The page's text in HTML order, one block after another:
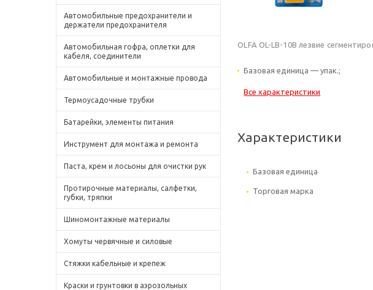
Автомобильные предохранители и
держатели предохранителя
Автомобильная гофра, оплетки для
кабеля, соединители
Автомобильные и монтажные провода
Термоусадочные трубки
Батарейки, элементы питания
Инструмент для монтажа и ремонта
Паста, крем и лосьоны для очистки рук
Протирочные материалы, салфетки,
губки, тряпки
Шиномонтажные материалы
Хомуты червячные и силовые
Стяжки кабельные и крепеж
Краски и грунтовки в аэрозольных
OLFA OL-LB-10B лезвие
Базовая единица — упак.;
Все характеристики
Характеристики
Базовая единица
Торговая марка